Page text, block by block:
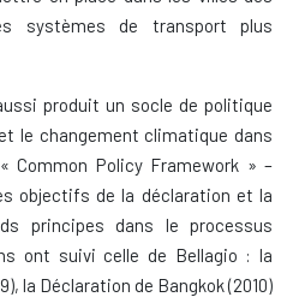
systèmes de transport plus
produit un socle de politique
le changement climatique dans
Common Policy Framework » –
objectifs de la déclaration et la
principes dans le processus
ont suivi celle de Bellagio : la
la Déclaration de Bangkok (2010)